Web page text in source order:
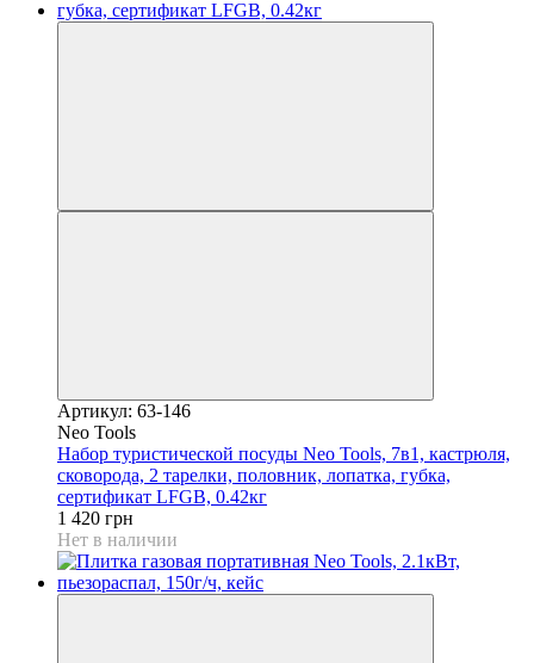
Артикул: 63-146
Neo Tools
Набор туристической посуды Neo Tools, 7в1, кастрюля,
сковорода, 2 тарелки, половник, лопатка, губка,
сертификат LFGB, 0.42кг
1 420 грн
Нет в наличии